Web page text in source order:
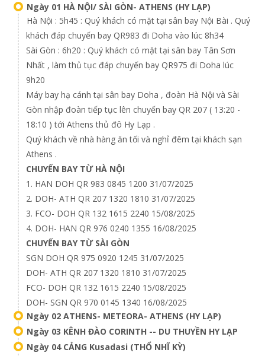
Ngày 01 HÀ NỘI/ SÀI GÒN- ATHENS (HY LẠP)
Hà Nội : 5h45 : Quý khách có mặt tại sân bay Nội Bài . Quý
khách đáp chuyến bay QR983 đi Doha vào lúc 8h34
Sài Gòn : 6h20 : Quý khách có mặt tại sân bay Tân Sơn
Nhất , làm thủ tục đáp chuyến bay QR975 đi Doha lúc
9h20
Máy bay hạ cánh tại sân bay Doha , đoàn Hà Nội và Sài
Gòn nhập đoàn tiếp tục lên chuyến bay QR 207 ( 13:20 -
18:10 ) tới Athens thủ đô Hy Lạp .
Quý khách về nhà hàng ăn tối và nghỉ đêm tại khách sạn
Athens .
CHUYẾN BAY TỪ HÀ NỘI
1. HAN DOH QR 983 0845 1200 31/07/2025
2. DOH- ATH QR 207 1320 1810 31/07/2025
3. FCO- DOH QR 132 1615 2240 15/08/2025
4. DOH- HAN QR 976 0240 1355 16/08/2025
CHUYẾN BAY TỪ SÀI GÒN
SGN DOH QR 975 0920 1245 31/07/2025
DOH- ATH QR 207 1320 1810 31/07/2025
FCO- DOH QR 132 1615 2240 15/08/2025
DOH- SGN QR 970 0145 1340 16/08/2025
Ngày 02 ATHENS- METEORA- ATHENS (HY LẠP)
Ngày 03 KÊNH ĐÀO CORINTH -- DU THUYỀN HY LẠP
Ngày 04 CẢNG Kusadasi (THỔ NHĨ KỲ)